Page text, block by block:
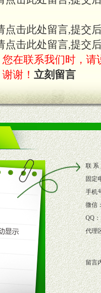
。
际情况提供
支持
场协助制定
况公司给予
要，派驻区
。
况公司给予
点击此处留言,提交
点击此处留言,提交
在联系我们时，请
谢！ 立刻留言
联 系
固定
手机
微信
QQ：
代理
留言